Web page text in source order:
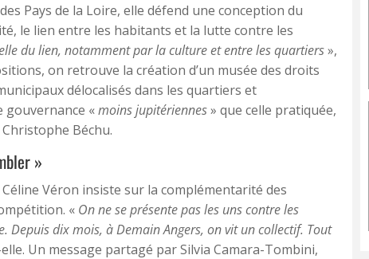
Pays de la Loire, elle défend une conception du
le lien entre les habitants et la lutte contre les
du lien, notamment par la culture et entre les quartiers»,
on retrouve la création d’un musée des droits
délocalisés dans les quartiers et
gouvernance «moins jupitériennes» que celle pratiquée,
Béchu.
»
Véron insiste sur la complémentarité des
« On ne se présente pas les uns contre les
Depuis dix mois, à Demain Angers, on vit un collectif. Tout
Un message partagé par Silvia Camara-Tombini,